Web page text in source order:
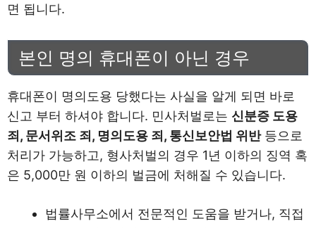
면 됩니다.
본인 명의 휴대폰이 아닌 경우
휴대폰이 명의도용 당했다는 사실을 알게 되면 바로
신고 부터 하셔야 합니다. 민사처벌로는 신분증 도용
죄, 문서위조 죄, 명의도용 죄, 통신보안법 위반등으로
처리가 가능하고, 형사처벌의 경우 1년 이하의 징역 혹
은 5,000만 원 이하의 벌금에 처해질 수 있습니다.
법률사무소에서 전문적인 도움을 받거나, 직접